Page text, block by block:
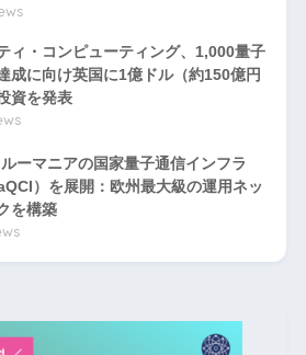
ィ・コンピューティング、1,000量子
成に向け英国に1億ドル（約150億円
資を発表
ーマニアの国家量子通信インフラ
）を展開：欧州最大級の運用ネッ
を構築